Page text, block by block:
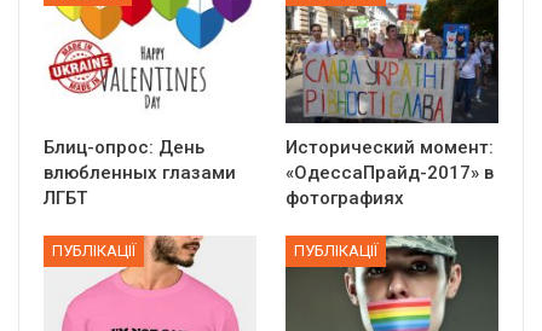
Блиц-опрос: День
влюбленных глазами
ЛГБТ
Исторический момент:
«ОдессаПрайд-2017» в
фотографиях
ПУБЛІКАЦІЇ ПУБЛІКАЦІЇ